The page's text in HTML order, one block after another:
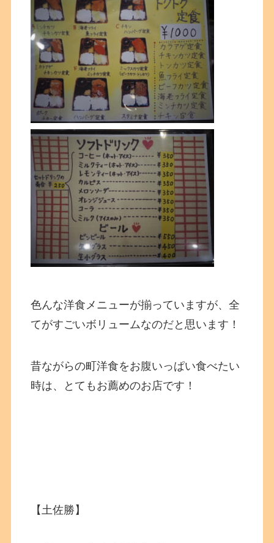
色んな洋食メニューが揃っていますが、全
てがすごいボリュームなのだと思います！
昔ながらの町洋食をお腹いっぱい食べたい
時は、とてもお薦めのお店です！
【土佐勝】